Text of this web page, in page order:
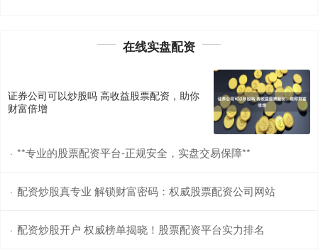
在当今瞬息万变的金融市场中，股票投资已成为越来越多
投资者的选择。然而，资金不足往往成为投资者的阻碍。
邵阳股票配资平台应运
在线实盘配资
证券公司可以炒股吗 高收益股票配资，助你
财富倍增
· **专业的股票配资平台-正规安全，实盘交易保障**
· 配资炒股真专业 解锁财富密码：权威股票配资公司网站
· 配资炒股开户 权威榜单揭晓！股票配资平台实力排名